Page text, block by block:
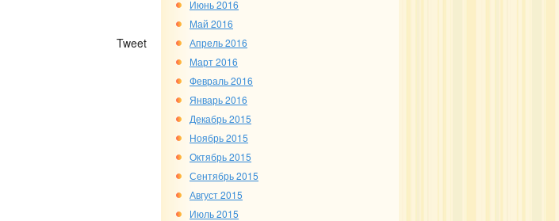
Tweet
Июнь 2016
Май 2016
Апрель 2016
Март 2016
Февраль 2016
Январь 2016
Декабрь 2015
Ноябрь 2015
Октябрь 2015
Сентябрь 2015
Август 2015
Июль 2015